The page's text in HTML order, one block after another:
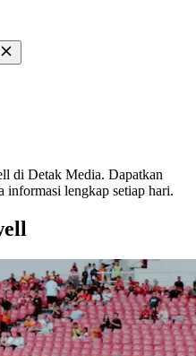
di Detak Media. Dapatkan
informasi lengkap setiap hari.